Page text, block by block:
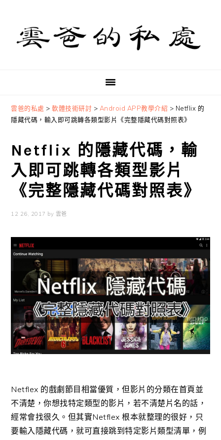
primary
navigation
content
primary
sidebar
雲爸的私處 >軟體技術研討 > Android APP教學介紹 > Netflix 的
隱藏代碼，輸入即可跳轉各類型影片《完整隱藏代碼對照表》
Netflix 的隱藏代碼，輸
入即可跳轉各類型影片
《完整隱藏代碼對照表》
12 26, 2017 by 雲爸
Netflex 的戲劇節目相當優質，但影片的分類在首頁並
不清楚，你想找特定類型的影片，若不清楚片名的話，
經常會找很久。但其實Netflex 根本就整理的很好，只
要輸入隱藏代碼，就可直接跳到特定影片類型清單，例